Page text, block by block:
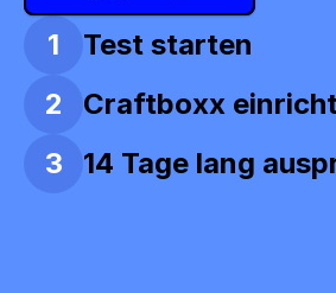
1
Test starten
2
Craftboxx
3
14 Tage lang